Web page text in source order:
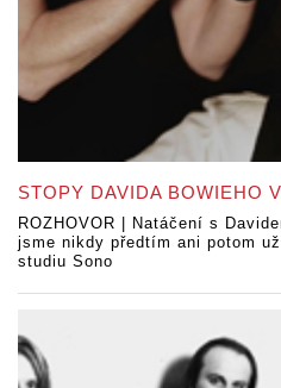
STOPY DAVIDA BOWIEHO
ROZHOVOR | Natáčení s
jsme nikdy předtím ani potom
studiu Sono